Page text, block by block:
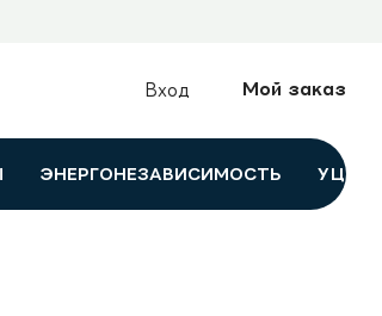
Вход Мой заказ
ЭНЕРГОНЕЗАВИСИМОСТЬ